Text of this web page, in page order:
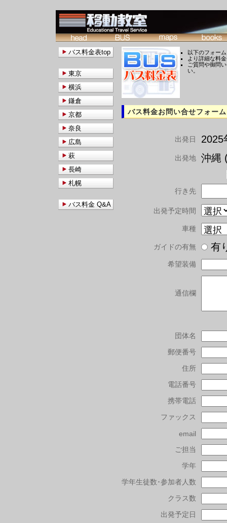
以下のフォー
より詳細な料
ご質問や御問
い。
バス料金お問い合せフォーム
出発日 2025
出発地 沖縄
行き先
出発予定時間
車種
ガイドの有無
希望装備
通信欄
団体名
郵便番号
住所
電話番号
携帯電話
ファックス
email
ご担当
学年
学年生徒数･参加者人数
クラス数
出発予定日
バス料金表top
東京
横浜
鎌倉
京都
奈良
広島
萩
長崎
札幌
バス料金 Q&A